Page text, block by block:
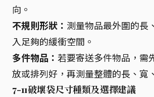
向。
不規則形狀： 測量物品最外圍的長
入足夠的緩衝空間。
多件物品： 若要寄送多件物品，需
放或排列好，再測量整體的長、寬
7-11破壞袋尺寸種類及選擇建議